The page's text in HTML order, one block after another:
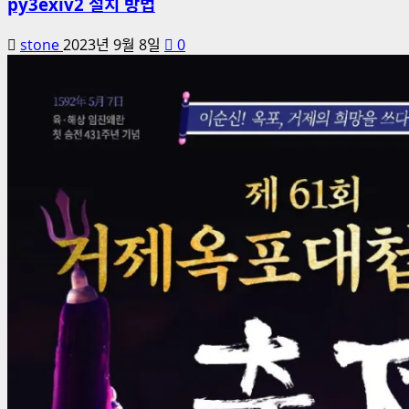
stone2023년 9월 8일 0